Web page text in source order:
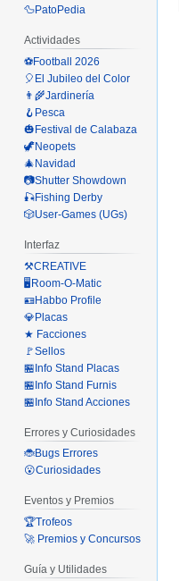
🦆PatoPedia
Actividades
⚽Football 2026
🎈El Jubileo del Color
👨‍🌾Jardinería
🪝Pesca
🎃Festival de Calabaza
🦖Neopets
🎄Navidad
📷Shutter Showdown
🎣Fishing Derby
🎲User-Games (UGs)
Interfaz
⚒️CREATIVE
🖥️Room-O-Matic
🪪Habbo Profile
💎Placas
★ Facciones
🚩Sellos
🏪Info Stand Placas
🏪Info Stand Furnis
🏪Info Stand Acciones
Errores y Curiosidades
🐞Bugs Errores
😮Curiosidades
Eventos y Premios
🏆Trofeos
🚀 Premios y Concursos
Guía y Utilidades